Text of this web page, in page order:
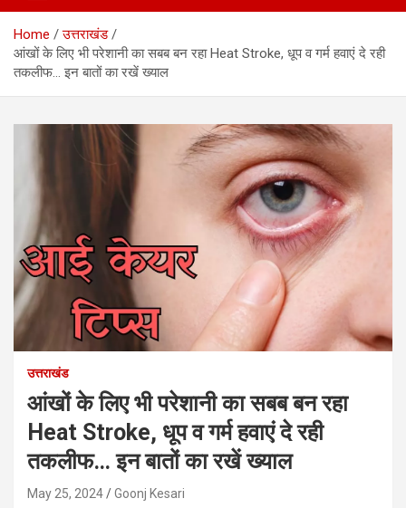
Home
उत्तराखंड
आंखों के लिए भी परेशानी का सबब बन रहा Heat Stroke, धूप व गर्म हवाएं दे रही
तकलीफ… इन बातों का रखें ख्याल
उत्तराखंड
आंखों के लिए भी परेशानी का सबब बन रहा
Heat Stroke, धूप व गर्म हवाएं दे रही
तकलीफ… इन बातों का रखें ख्याल
May 25, 2024 Goonj Kesari